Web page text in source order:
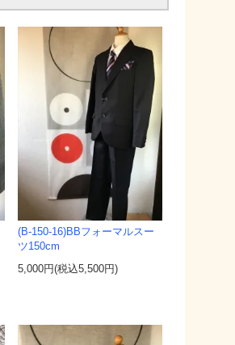
(B-150-16)BBフォーマルスー
ツ150cm
5,000円(税込5,500円)